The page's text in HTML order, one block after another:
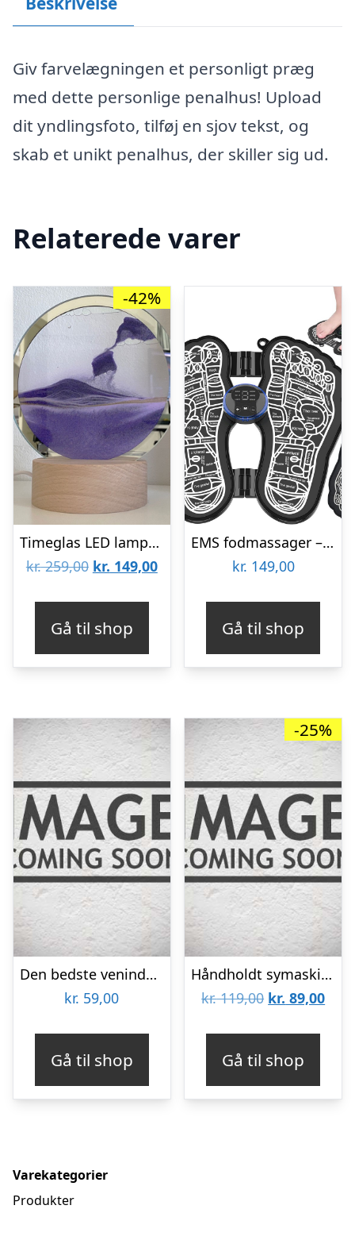
Giv farvelægningen et personligt præg
med dette personlige penalhus! Upload
dit yndlingsfoto, tilføj en sjov tekst, og
skab et unikt penalhus, der skiller sig ud.
Relaterede varer
-42%
Timeglas LED lampe med sand – Rød
kr.259,00 Den
kr. 259,00.
kr. 149,00Den
kr. 149,00.
Gå til shop
EMS fodmassager – Elektrostimulator
kr. 149,00
Gå til shop
Den bedste veninde krus
kr. 59,00
Gå til shop
-25%
Håndholdt symaskine
kr.119,00 Den
kr. 119,00.
kr. 89,00Den
kr.
Gå til shop
Varekategorier
Produkter